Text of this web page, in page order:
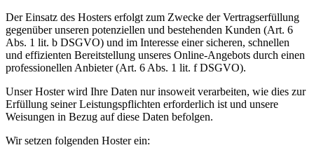
Der Einsatz des Hosters erfolgt zum Zwecke der Vertragserfüllung
gegenüber unseren potenziellen und bestehenden Kunden (Art. 6
Abs. 1 lit. b DSGVO) und im Interesse einer sicheren, schnellen
und effizienten Bereitstellung unseres Online-Angebots durch einen
professionellen Anbieter (Art. 6 Abs. 1 lit. f DSGVO).
Unser Hoster wird Ihre Daten nur insoweit verarbeiten, wie dies zur
Erfüllung seiner Leistungspflichten erforderlich ist und unsere
Weisungen in Bezug auf diese Daten befolgen.
Wir setzen folgenden Hoster ein: